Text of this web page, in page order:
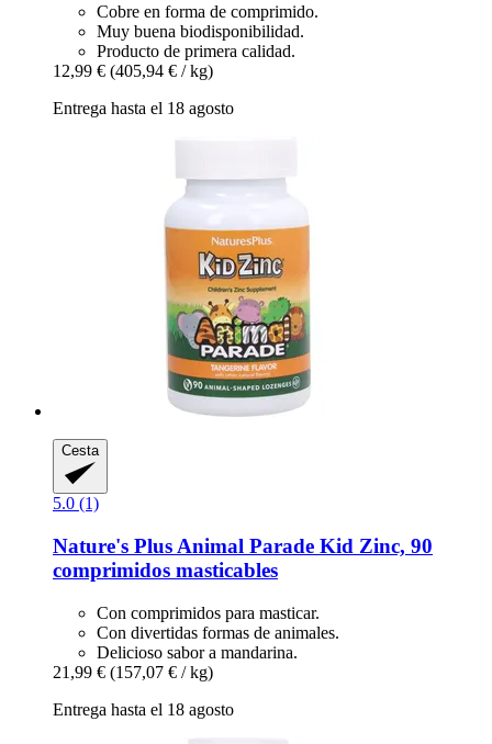
Cobre en forma de comprimido.
Muy buena biodisponibilidad.
Producto de primera calidad.
12,99 € (405,94 € / kg)
Entrega hasta el 18 agosto
Cesta
5.0 (1)
Nature's Plus Animal Parade Kid Zinc, 90
comprimidos masticables
Con comprimidos para masticar.
Con divertidas formas de animales.
Delicioso sabor a mandarina.
21,99 € (157,07 € / kg)
Entrega hasta el 18 agosto